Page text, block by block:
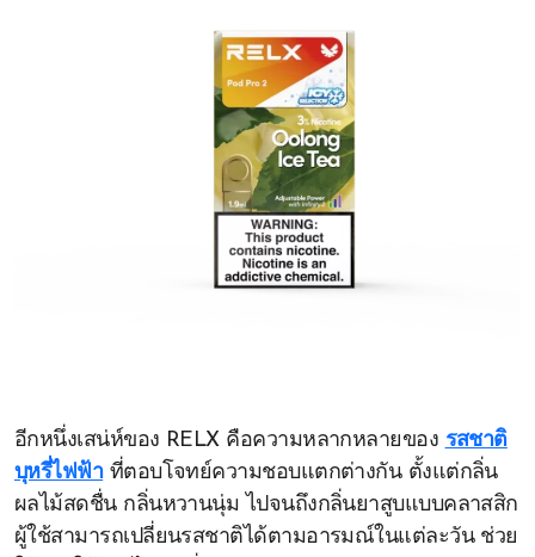
อีกหนึ่งเสน่ห์ของ RELX คือความหลากหลายของ รสชาติ
บุหรี่ไฟฟ้าที่ตอบโจทย์ความชอบแตกต่างกัน ตั้งแต่กลิ่น
ผลไม้สดชื่น กลิ่นหวานนุ่ม ไปจนถึงกลิ่นยาสูบแบบคลาสสิก
ผู้ใช้สามารถเปลี่ยนรสชาติได้ตามอารมณ์ในแต่ละวัน ช่วย